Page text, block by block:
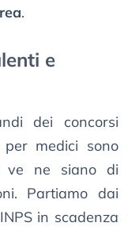
.
e
dei concorsi
medici sono
ve ne siano di
Partiamo dai
in scadenza